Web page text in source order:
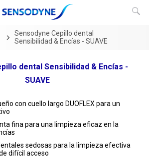
Sensodyne Cepillo dental
Sensibilidad & Encías - SUAVE
dental Sensibilidad & Encías -
SUAVE
con cuello largo DUOFLEX para un
fina para una limpieza eficaz en la
sedosas para la limpieza efectiva
difícil acceso